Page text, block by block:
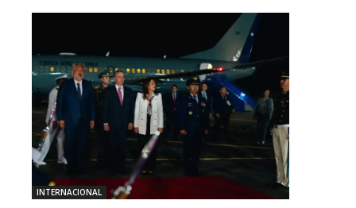
INTERNACIONAL